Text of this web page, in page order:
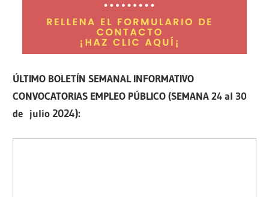
ÚLTIMO BOLETÍN SEMANAL INFORMATIVO
CONVOCATORIAS EMPLEO PÚBLICO (SEMANA 24 al 30
de julio2024):